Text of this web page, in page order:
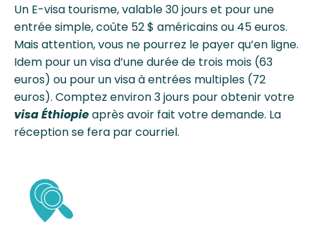
Un E-visa tourisme, valable 30 jours et pour une
entrée simple, coûte 52 $ américains ou 45 euros.
Mais attention, vous ne pourrez le payer qu’en ligne.
Idem pour un visa d’une durée de trois mois (63
euros) ou pour un visa à entrées multiples (72
euros). Comptez environ 3 jours pour obtenir votre
visa Éthiopieaprès avoir fait votre demande. La
réception se fera par courriel.